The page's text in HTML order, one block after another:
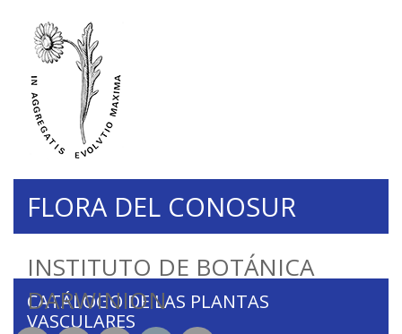
INSTITUTO DE BOTÁNICA
DARWINION
FLORA DEL CONOSUR
CATÁLOGO DE LAS PLANTAS
VASCULARES